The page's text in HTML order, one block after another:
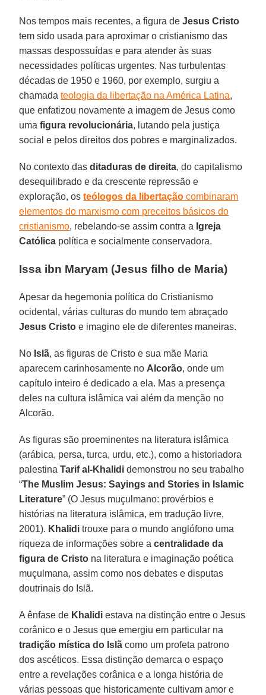
Nos tempos mais recentes, a figura deJesus Cristo
tem sido usada para aproximar o cristianismo das
massas despossuídas e para atender às suas
necessidades políticas urgentes. Nas turbulentas
décadas de 1950 e 1960, por exemplo, surgiu a
chamadateologia da libertação na América Latina,
que enfatizou novamente a imagem de Jesus como
umafigura revolucionária, lutando pela justiça
social e pelos direitos dos pobres e marginalizados.
No contexto dasditaduras de direita, do capitalismo
desequilibrado e da crescente repressão e
exploração, osteólogos da libertação combinaram
elementos do marxismo com preceitos básicos do
cristianismo, rebelando-se assim contra a Igreja
Católica política e socialmente conservadora.
Issa ibn Maryam (Jesus filho de Maria)
Apesar da hegemonia política do Cristianismo
ocidental, várias culturas do mundo tem abraçado
Jesus Cristo e imagino ele de diferentes maneiras.
No Islã, as figuras de Cristo e sua mãe Maria
aparecem carinhosamente no Alcorão, onde um
capítulo inteiro é dedicado a ela. Mas a presença
deles na cultura islâmica vai além da menção no
Alcorão.
As figuras são proeminentes na literatura islâmica
(arábica, persa, turca, urdu, etc.), como a historiadora
palestinaTarif al-Khalidi demonstrou no seu trabalho
“The Muslim Jesus: Sayings and Stories in Islamic
Literature” (O Jesus muçulmano: provérbios e
histórias na literatura islâmica, em tradução livre,
2001). Khalidi trouxe para o mundo anglófono uma
riqueza de informações sobre acentralidade da
figura de Cristo na literatura e imaginação poética
muçulmana, assim como nos debates e disputas
doutrinais do Islã.
A ênfase de Khalidi estava na distinção entre o Jesus
corânico e o Jesus que emergiu em particular na
tradição mística do Islã como um profeta patrono
dos ascéticos. Essa distinção demarca o espaço
entre a revelações corânica e a longa história de
várias pessoas que historicamente cultivam amor e